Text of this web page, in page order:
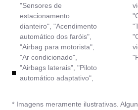
"Sensores de
estacionamento
dianteiro", "Acendimento
automático dos faróis",
"Airbag para motorista",
"Ar condicionado",
"Airbags laterais", "Piloto
automático adaptativo",
vidro traseiro", "Alarme",
"Conexão Bluetooth",
"Travas elétricas",
"Controle elétrico do
vidros dianteiros",
* Imagens meramente ilustrativas.